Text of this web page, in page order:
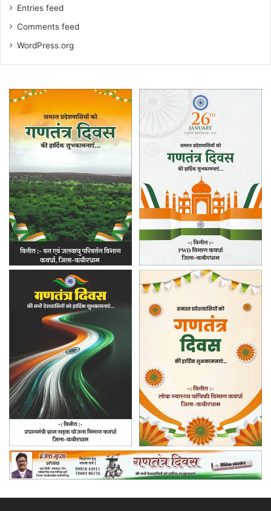
Entries feed
Comments feed
WordPress.org